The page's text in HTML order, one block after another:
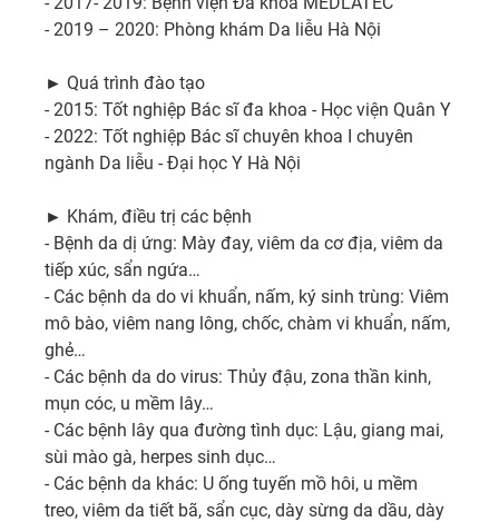
- 2019 – 2020: Phòng khám Da liễu Hà Nội
► Quá trình đào tạo
- 2015: Tốt nghiệp Bác sĩ đa khoa - Học viện Quân Y
- 2022: Tốt nghiệp Bác sĩ chuyên khoa I chuyên
ngành Da liễu - Đại học Y Hà Nội
► Khám, điều trị các bệnh
- Bệnh da dị ứng: Mày đay, viêm da cơ địa, viêm da
tiếp xúc, sẩn ngứa…
- Các bệnh da do vi khuẩn, nấm, ký sinh trùng: Viêm
mô bào, viêm nang lông, chốc, chàm vi khuẩn, nấm,
ghẻ…
- Các bệnh da do virus: Thủy đậu, zona thần kinh,
mụn cóc, u mềm lây…
- Các bệnh lây qua đường tình dục: Lậu, giang mai,
sùi mào gà, herpes sinh dục…
- Các bệnh da khác: U ống tuyến mồ hôi, u mềm
treo, viêm da tiết bã, sẩn cục, dày sừng da dầu, dày